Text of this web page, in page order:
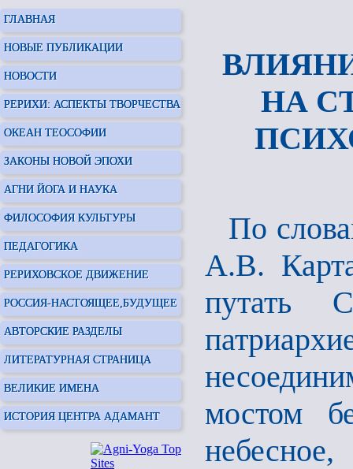
ГЛАВНАЯ
НОВЫЕ ПУБЛИКАЦИИ
НОВОСТИ
РЕРИХИ: АСПЕКТЫ ТВОРЧЕСТВА
ОКЕАН ТЕОСОФИИ
ЗАКОНЫ НОВОЙ ЭПОХИ
АГНИ ЙОГА И НАУКА
ФИЛОСОФИЯ КУЛЬТУРЫ
ПЕДАГОГИКА
РЕРИХОВСКОЕ ДВИЖЕНИЕ
РОССИЯ-НАСТОЯЩЕЕ,БУДУЩЕЕ
АВТОРСКИЕ РАЗДЕЛЫ
ЛИТЕРАТУРНАЯ СТРАНИЦА
ВЕЛИКИЕ ИМЕНА
ИСТОРИЯ ЦЕНТРА АДАМАНТ
НА
По
А.В.
путать
мостом